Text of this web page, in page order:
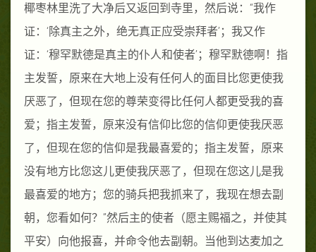
椰枣林里洗了大净后又返回到寺里，然后说： “我作
证： ‘除真主之外，绝无真正应受崇拜者’ ；我又作
证： ‘穆罕默德是真主的仆人和使者’ ；穆罕默德啊！指
主发誓，原来在大地上没有任何人的面目比您更使我
厌恶了，但现在您的尊荣变得比任何人都更受我的喜
爱；指主发誓，原来没有信仰比您的信仰更使我厌恶
了，但现在您的信仰是我最喜爱的；指主发誓，原来
没有地方比您这儿更使我厌恶了，但现在您这儿是我
最喜爱的地方；您的骑兵把我抓来了，我现在想去副
朝，您看如何？ ”然后主的使者 （愿主赐福之，并使其
平安） 向他报喜，并命令他去副朝。当他到达麦加之